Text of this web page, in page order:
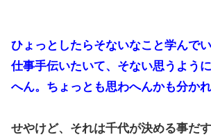
ひょっとしたらそないなこと学んで
仕事手伝いたいて、そない思うよう
へん。ちょっとも思わへんかも分か
せやけど、それは千代が決める事だす